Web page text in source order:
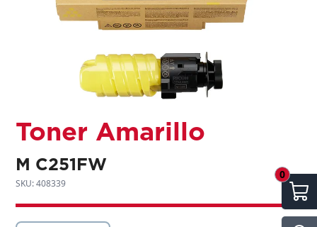
0
Toner Amarillo
M C251FW
SKU: 408339